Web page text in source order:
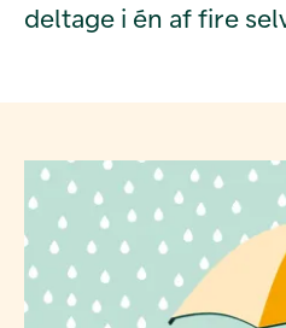
deltage i én af fire